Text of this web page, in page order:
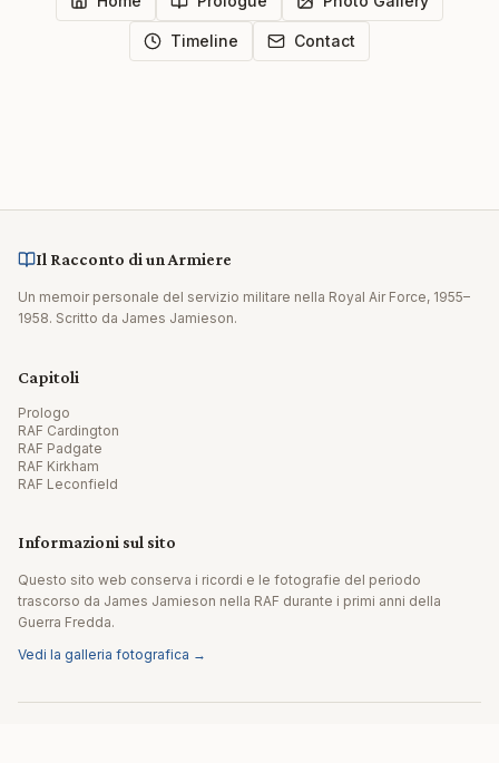
Timeline Contact
Il Racconto di un Armiere
Un memoir personale del servizio militare nella Royal Air Force, 1955–
1958. Scritto da James Jamieson.
Capitoli
Prologo
RAF Cardington
RAF Padgate
RAF Kirkham
RAF Leconfield
Informazioni sul sito
Questo sito web conserva i ricordi e le fotografie del periodo
trascorso da James Jamieson nella RAF durante i primi anni della
Guerra Fredda.
Vedi la galleria fotografica →